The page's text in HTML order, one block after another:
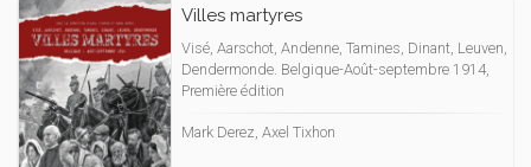
Villes martyres
Visé, Aarschot, Andenne, Tamines, Dinant, Leuven,
Dendermonde. Belgique-Août-septembre 1914,
Première édition
Mark Derez, Axel Tixhon